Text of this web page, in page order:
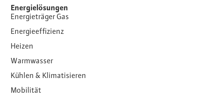
Energielösungen
Energieträger Gas
Energieeffizienz
Heizen
Warmwasser
Kühlen & Klimatisieren
Mobilität